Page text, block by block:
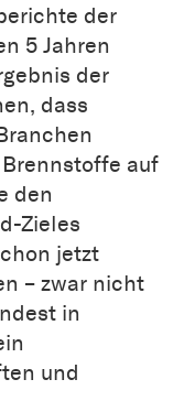
der
5 Jahren
der
dass
auf
den
Zieles
jetzt
– zwar nicht
in
und